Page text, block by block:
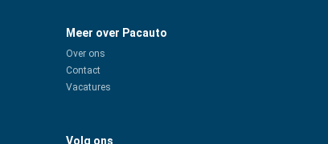
Meer over Pacauto
Over ons
Contact
Vacatures
Volg ons